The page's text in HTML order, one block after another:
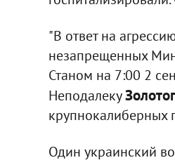
"В ответ на
незапрещенных
Станом на 7:00 2
Неподалеку
крупнокалиберных
Один украинский